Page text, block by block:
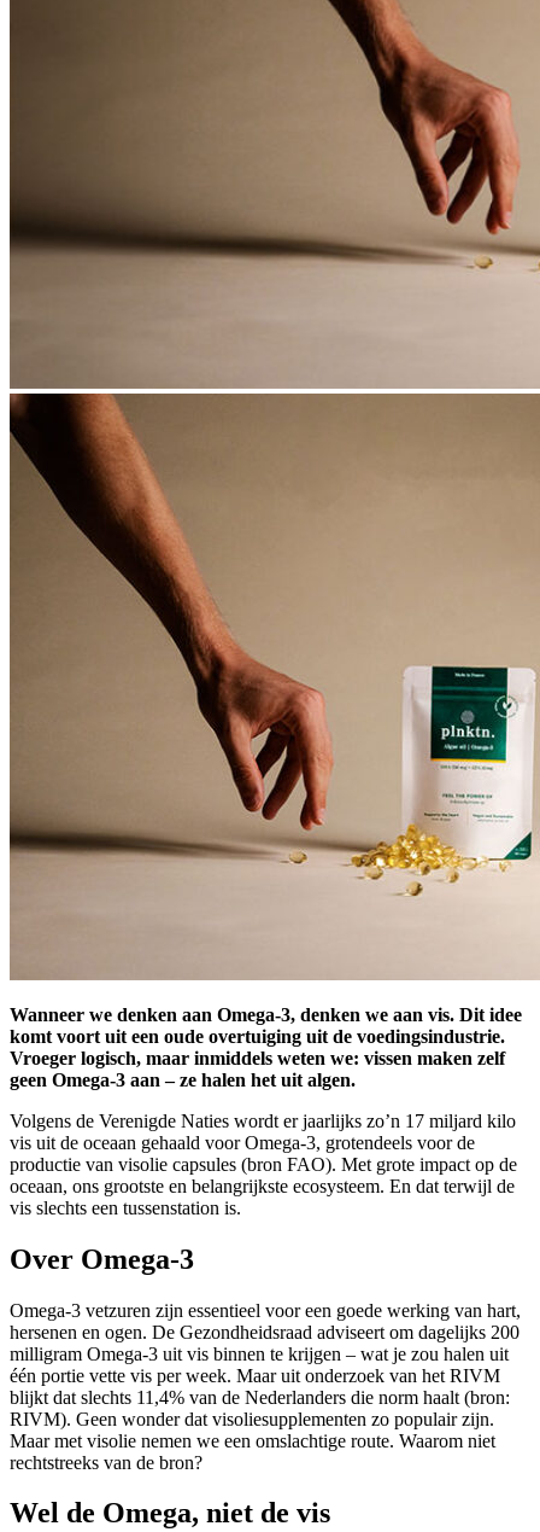
Wanneer we denken aan Omega-3, denken we aan vis. Dit idee
komt voort uit een oude overtuiging uit de voedingsindustrie.
Vroeger logisch, maar inmiddels weten we: vissen maken zelf
geen Omega-3 aan – ze halen het uit algen.
Volgens de Verenigde Naties wordt er jaarlijks zo’n 17 miljard kilo
vis uit de oceaan gehaald voor Omega-3, grotendeels voor de
productie van visolie capsules (bron FAO). Met grote impact op de
oceaan, ons grootste en belangrijkste ecosysteem. En dat terwijl de
vis slechts een tussenstation is.
Over Omega-3
Omega-3 vetzuren zijn essentieel voor een goede werking van hart,
hersenen en ogen. De Gezondheidsraad adviseert om dagelijks 200
milligram Omega-3 uit vis binnen te krijgen – wat je zou halen uit
één portie vette vis per week. Maar uit onderzoek van het RIVM
blijkt dat slechts 11,4% van de Nederlanders die norm haalt (bron:
RIVM). Geen wonder dat visoliesupplementen zo populair zijn.
Maar met visolie nemen we een omslachtige route. Waarom niet
rechtstreeks van de bron?
Wel de Omega, niet de vis